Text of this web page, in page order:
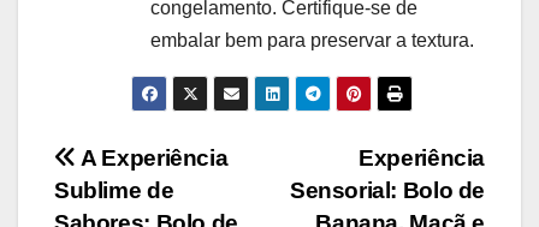
congelamento. Certifique-se de
embalar bem para preservar a textura.
Navegação
de
Experiência
Sensorial: Bolo de
A Experiência
Sublime de